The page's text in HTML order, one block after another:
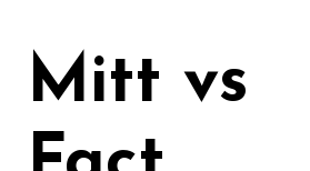
kontenMitt vs